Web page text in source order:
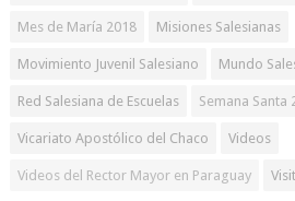
Mes de María 2018 Misiones Salesianas
Movimiento Juvenil Salesiano Mundo
Red Salesiana de Escuelas Semana Santa
Vicariato Apostólico del Chaco Videos
Videos del Rector Mayor en Paraguay